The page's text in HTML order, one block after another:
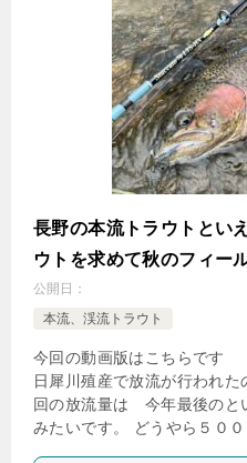
長野の本流トラウトとい
ウトを求めて秋のフィー
公開日：
本流、渓流トラウト
今回の動画版はこちらです
日犀川殖産で放流が行われ
回の放流量は 今年最後のと
みたいです。 どうやら５０